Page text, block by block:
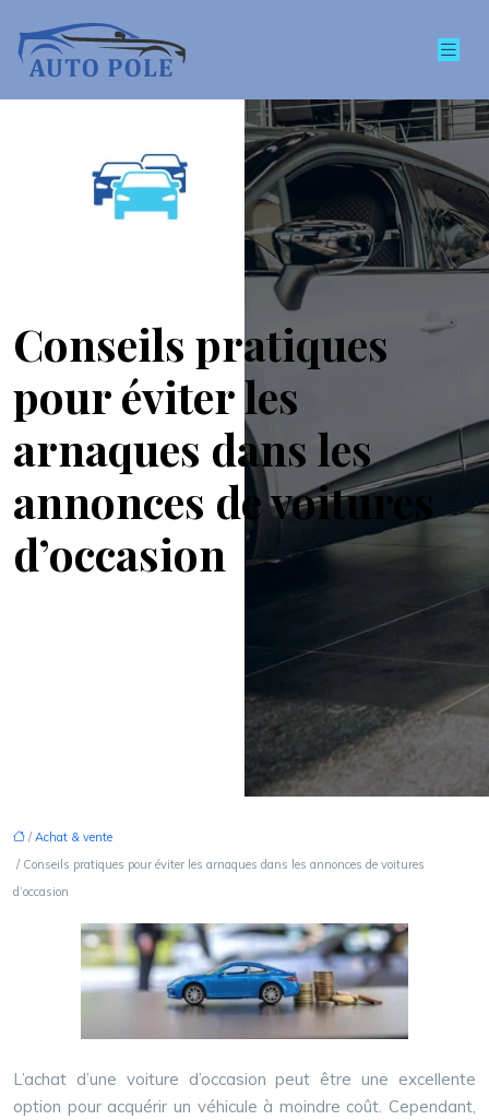
Conseils pratiques
pour éviter les
arnaques dans les
annonces de voitures
d’occasion
/Achat & vente
/ Conseils pratiques pour éviter les arnaques dans les annonces de voitures
d’occasion
L’achat d’une voiture d’occasion peut être une excellente
option pour acquérir un véhicule à moindre coût. Cependant,